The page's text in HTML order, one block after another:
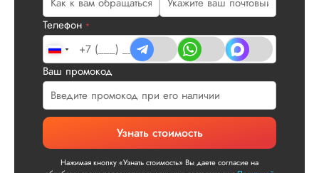
Телефон *
Ваш промокод
Узнать стоимость
Нажимая кнопку «Узнать стоимость» Вы даете согласие на
Илья П.
Вид работы:
Диссертация